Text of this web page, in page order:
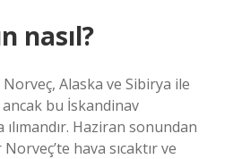
nasıl?
Alaska ve Sibirya ile
ancak bu İskandinav
Haziran sonundan
hava sıcaktır ve